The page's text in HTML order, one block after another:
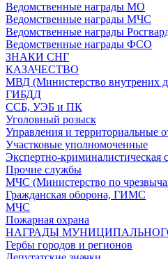
Ведомственные награды МО
Ведомственные награды МЧС
Ведомственные награды
Ведомственные награды ФСО
ЗНАКИ СНГ
КАЗАЧЕСТВО
МВД (Министерство внутрених
ГИБДД
ССБ, УЭБ и ПК
Уголовный розыск
Управления и территориальные
Участковые уполномоченные
Экспертно-криминалистическая
Прочие службы
МЧС (Министерство по
Гражданская оборона, ГИМС
МЧС
Пожарная охрана
НАГРАДЫ
Гербы городов и регионов